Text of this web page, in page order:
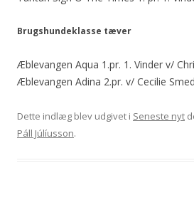
Brugshundeklasse tæver
Æblevangen Aqua 1.pr. 1. Vinder v/
Æblevangen Adina 2.pr. v/ Cecilie Smed
Dette indlæg blev udgivet i Seneste nyt
Páll Júlíusson.